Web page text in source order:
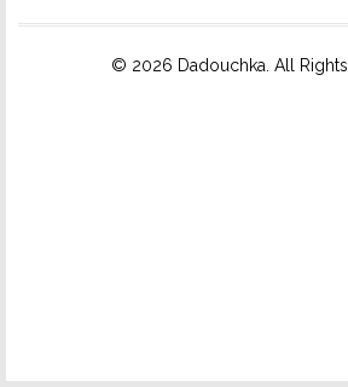
© 2026 Dadouchka. All Rights